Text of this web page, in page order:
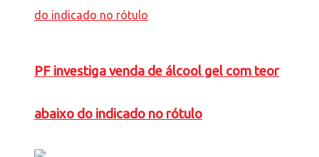
PF investiga venda de álcool gel com teor
abaixo do indicado no rótulo